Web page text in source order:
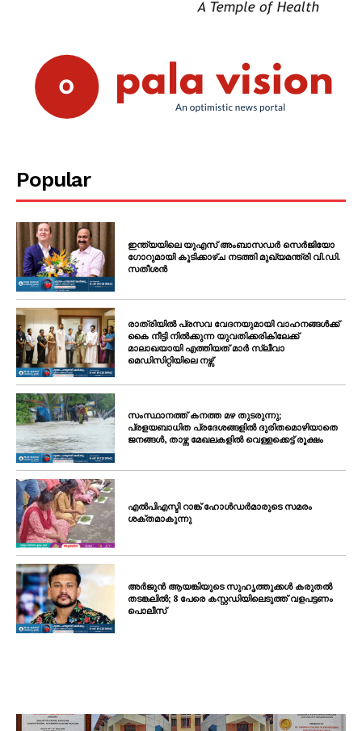
Popular
ഇന്ത്യയിലെ യുഎസ് അംബാസഡർ സെർജിയോ
ഗോറുമായി കൂടിക്കാഴ്ച നടത്തി മുഖ്യമന്ത്രി വി.ഡി.
സതീശൻ
രാത്രിയിൽ പ്രസവ വേദനയുമായി വാഹനങ്ങൾക്ക്
കൈ നീട്ടി നിൽക്കുന്ന യുവതിക്കരികിലേക്ക്
മാലാഖയായി എത്തിയത് മാർ സ്ലീവാ
മെഡിസിറ്റിയിലെ നഴ്സ്
സംസ്ഥാനത്ത് കനത്ത മഴ തുടരുന്നു;
പ്രളയബാധിത പ്രദേശങ്ങളിൽ ദുരിതമൊഴിയാതെ
ജനങ്ങൾ, താഴ്ന്ന മേഖലകളിൽ വെള്ളക്കെട്ട് രൂക്ഷം
എൽപിഎസ്ടി റാങ്ക് ഹോൾഡർമാരുടെ സമരം
ശക്തമാകുന്നു
അർജുൻ ആയങ്കിയുടെ സുഹൃത്തുക്കൾ കരുതൽ
തടങ്കലിൽ; 8 പേരെ കസ്റ്റഡിയിലെടുത്ത് വളപട്ടണം
പൊലീസ്